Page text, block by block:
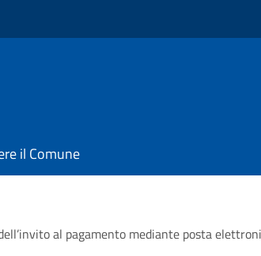
il Comune
al pagamento mediante posta